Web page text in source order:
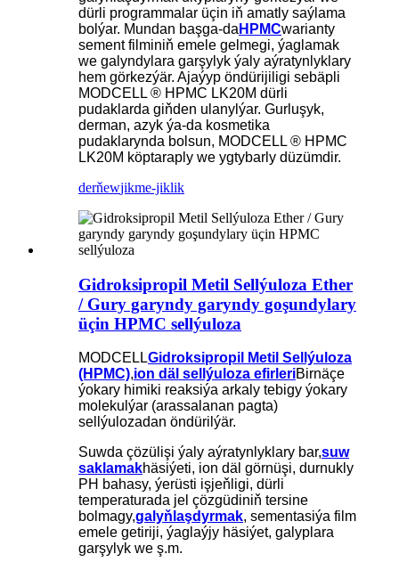
dürli programmalar üçin iň amatly saýlama
bolýar. Mundan başga-da HPMCwarianty
sement filminiň emele gelmegi, ýaglamak
we galyndylara garşylyk ýaly aýratynlyklary
hem görkezýär. Ajaýyp öndürijiligi sebäpli
MODCELL ® HPMC LK20M dürli
pudaklarda giňden ulanylýar. Gurluşyk,
derman, azyk ýa-da kosmetika
pudaklarynda bolsun, MODCELL ® HPMC
LK20M köptaraply we ygtybarly düzümdir.
derňewjikme-jiklik
Gidroksipropil Metil Sellýuloza Ether
/ Gury garyndy garyndy goşundylary
üçin HPMC sellýuloza
MODCELLGidroksipropil Metil Sellýuloza
(HPMC),ion däl sellýuloza efirleriBirnäçe
ýokary himiki reaksiýa arkaly tebigy ýokary
molekulýar (arassalanan pagta)
sellýulozadan öndürilýär.
Suwda çözülişi ýaly aýratynlyklary bar,suw
saklamakhäsiýeti, ion däl görnüşi, durnukly
PH bahasy, ýerüsti işjeňligi, dürli
temperaturada jel çözgüdiniň tersine
bolmagy,galyňlaşdyrmak, sementasiýa film
emele getiriji, ýaglaýjy häsiýet, galyplara
garşylyk we ş.m.